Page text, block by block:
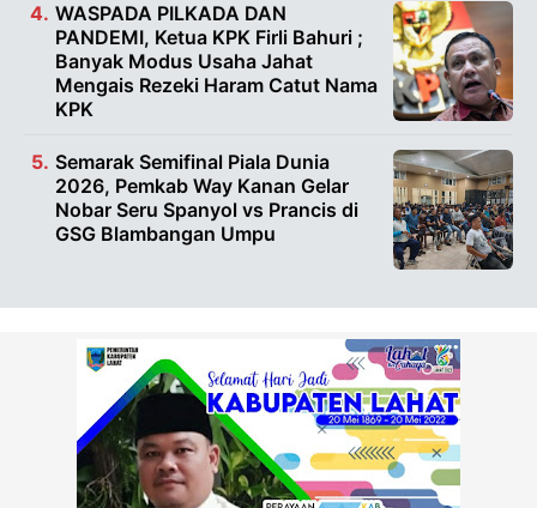
WASPADA PILKADA DAN
PANDEMI, Ketua KPK Firli Bahuri ;
Banyak Modus Usaha Jahat
Mengais Rezeki Haram Catut Nama
KPK
Semarak Semifinal Piala Dunia
2026, Pemkab Way Kanan Gelar
Nobar Seru Spanyol vs Prancis di
GSG Blambangan Umpu